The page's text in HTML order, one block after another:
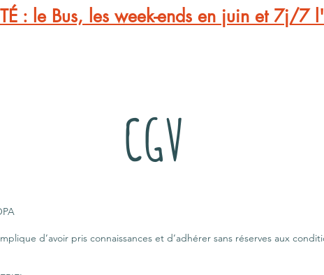
: le Bus, les week-ends en juin et 7j/7
CGV
d’avoir pris connaissances et d’adhérer sans réserves aux